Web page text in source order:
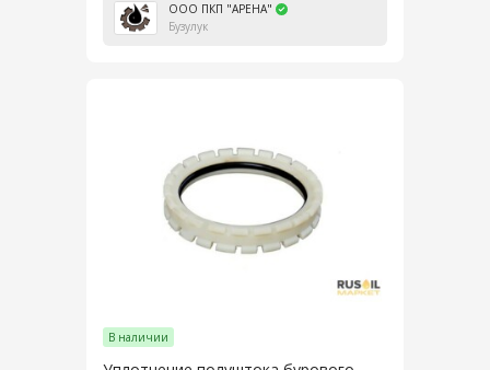
ООО ПКП "АРЕНА"
Бузулук
В наличии